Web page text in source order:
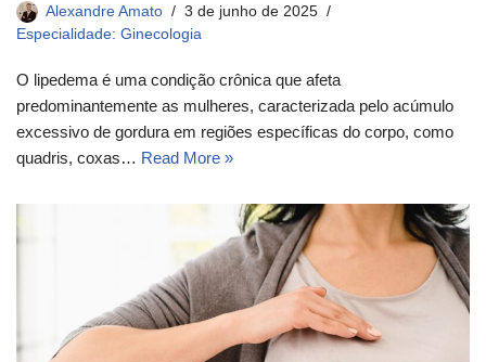
Alexandre Amato
3 de junho de 2025
Especialidade: Ginecologia
O lipedema é uma condição crônica que afeta
predominantemente as mulheres, caracterizada pelo acúmulo
excessivo de gordura em regiões específicas do corpo, como
quadris, coxas… Read More »